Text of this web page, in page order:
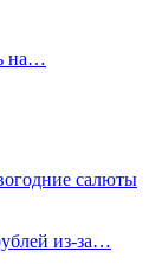
на…
салюты
из-за…